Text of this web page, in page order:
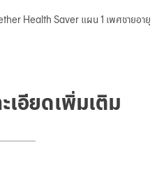
Health Saver แผน 1 เพศชายอายุ
เอียดเพิ่มเติม